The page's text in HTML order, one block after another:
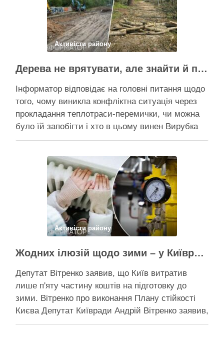
Поділитися у соцмережах:
Активісти району
Дерева не врятувати, але знайти й покарати винних треба – головні питання і висновки з конфлікту на Теремках
Інформатор відповідає на головні питання щодо
того, чому виникла конфліктна ситуація через
прокладання теплотраси-перемички, чи можна
було їй запобігти і хто в цьому винен Вирубка
дерев триває, почали й прокладати теплотрасу
суботу, 8 серпня 2026 року, на Теремках у Києві
почалася вже …
Поділитися у соцмережах:
Активісти району
Жодних ілюзій щодо зими – у Київраді закидають, що КМДА виконала План стійкості на 20%
Депутат Вітренко заявив, що Київ витратив
лише п'яту частину коштів на підготовку до
зими. Вітренко про виконання Плану стійкості
Києва Депутат Київради Андрій Вітренко заявив,
що станом на 5 серпня столична влада